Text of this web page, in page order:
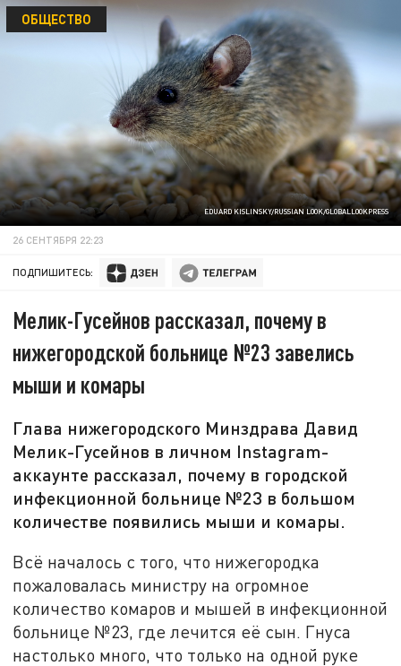
EDUARD KISLINSKY/RUSSIAN LOOK/GLOBALLOOKPRESS
ОБЩЕСТВО
26 СЕНТЯБРЯ 22:23
ПОДПИШИТЕСЬ:
Мелик-Гусейнов рассказал, почему в
нижегородской больнице №23 завелись
мыши и комары
Глава нижегородского Минздрава Давид
Мелик-Гусейнов в личном Instagram-
аккаунте рассказал, почему в городской
инфекционной больнице №23 в большом
количестве появились мыши и комары.
Всё началось с того, что нижегородка
пожаловалась министру на огромное
количество комаров и мышей в инфекционной
больнице №23, где лечится её сын. Гнуса
настолько много, что только на одной руке